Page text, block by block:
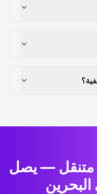
متنقل — يصل
البحرين